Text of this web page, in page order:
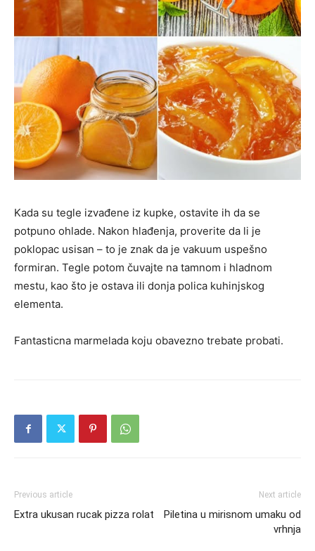
Kada su tegle izvađene iz kupke, ostavite ih da se
potpuno ohlade. Nakon hlađenja, proverite da li je
poklopac usisan – to je znak da je vakuum uspešno
formiran. Tegle potom čuvajte na tamnom i hladnom
mestu, kao što je ostava ili donja polica kuhinjskog
elementa.
Fantasticna marmelada koju obavezno trebate probati.
Previous article
Extra ukusan rucak pizza rolat
Next article
Piletina u mirisnom umaku od
vrhnja